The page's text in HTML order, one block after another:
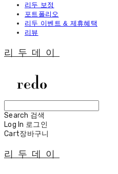
리두 보정
포트폴리오
리두 이벤트 & 제휴혜택
리뷰
리두데이
Search 검색
Log In 로그인
Cart장바구니
리두데이